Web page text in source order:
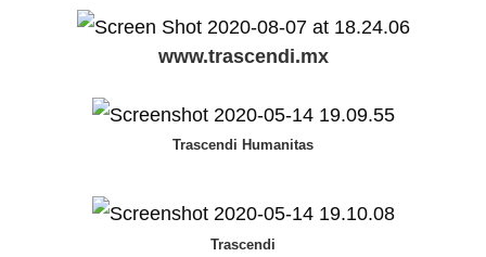
www.trascendi.mx
Trascendi Humanitas
Trascendi